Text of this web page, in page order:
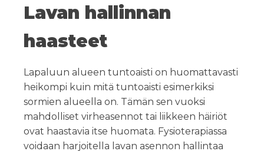
Lavan hallinnan
haasteet
Lapaluun alueen tuntoaisti on huomattavasti
heikompi kuin mitä tuntoaisti esimerkiksi
sormien alueella on. Tämän sen vuoksi
mahdolliset virheasennot tai liikkeen häiriöt
ovat haastavia itse huomata. Fysioterapiassa
voidaan harjoitella lavan asennon hallintaa